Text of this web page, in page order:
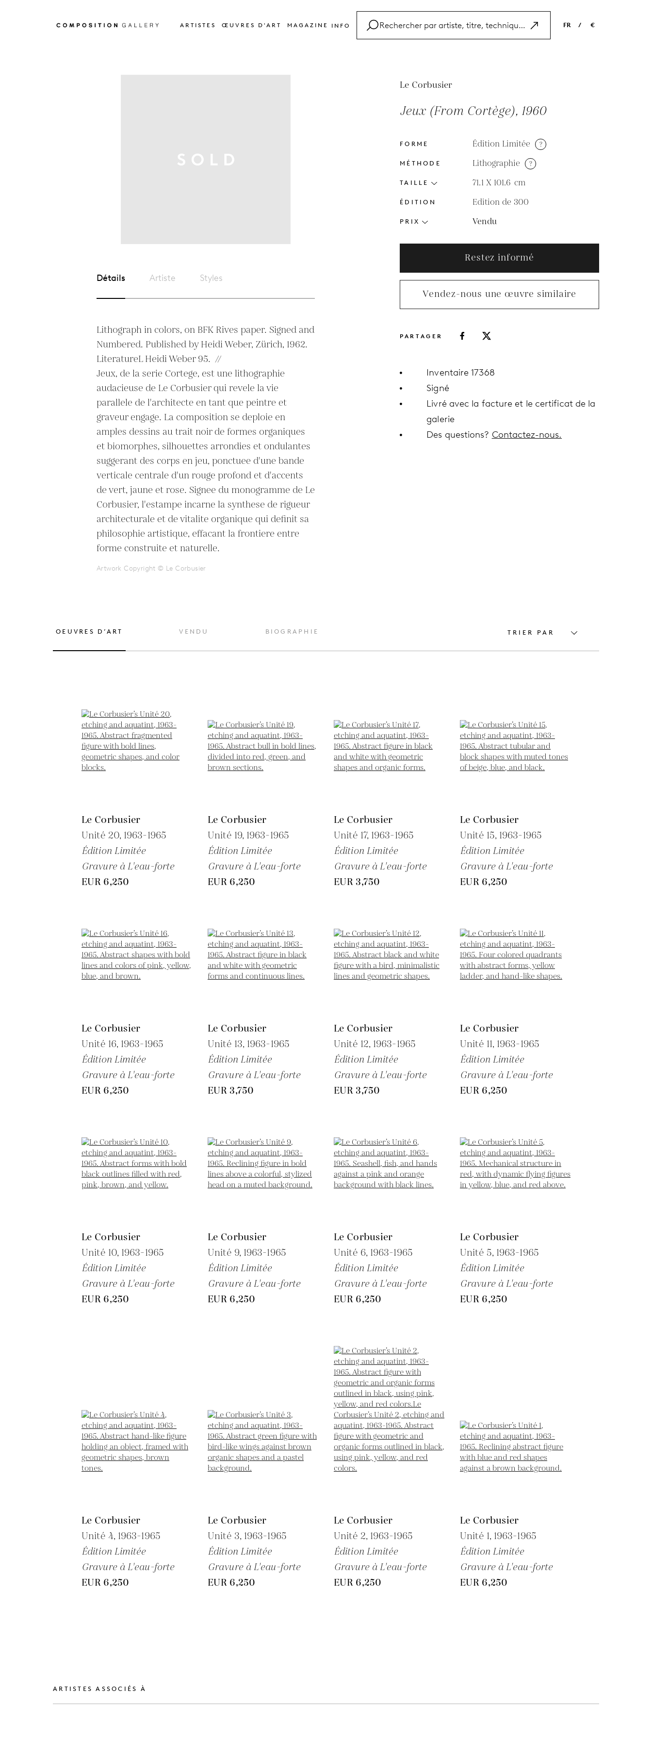
ARTISTES ŒUVRES D'ART MAGAZINE INFO FR / €
Détails Artiste Styles
Lithograph in colors, on BFK Rives paper. Signed and
Numbered. Published by Heidi Weber, Zürich, 1962.
LiteratureL Heidi Weber 95.  //
Jeux, de la serie Cortege, est une lithographie
audacieuse de Le Corbusier qui revele la vie
parallele de l'architecte en tant que peintre et
graveur engage. La composition se deploie en
amples dessins au trait noir de formes organiques
et biomorphes, silhouettes arrondies et ondulantes
suggerant des corps en jeu, ponctuee d'une bande
verticale centrale d'un rouge profond et d'accents
de vert, jaune et rose. Signee du monogramme de Le
Corbusier, l'estampe incarne la synthese de rigueur
architecturale et de vitalite organique qui definit sa
philosophie artistique, effacant la frontiere entre
forme construite et naturelle.
Artwork Copyright © Le Corbusier
Le Corbusier
Jeux (From Cortège), 1960
FORME Édition Limitée ?
MÉTHODE Lithographie ?
TAILLE 71.1 X 101.6 cm
ÉDITION Edition de 300
PRIX Vendu
Restez informé
Vendez-nous une œuvre similaire
PARTAGER
Inventaire 17368
Signé
Livré avec la facture et le certificat de la
galerie
Des questions? Contactez-nous.
OEUVRES D’ART VENDU BIOGRAPHIE TRIER PAR
Le Corbusier
Unité 20, 1963-1965
Édition Limitée
Gravure à L'eau-forte
EUR 6,250
Le Corbusier
Unité 19, 1963-1965
Édition Limitée
Gravure à L'eau-forte
EUR 6,250
Le Corbusier
Unité 17, 1963-1965
Édition Limitée
Gravure à L'eau-forte
EUR 3,750
Le Corbusier
Unité 15, 1963-1965
Édition Limitée
Gravure à L'eau-forte
EUR 6,250
Le Corbusier
Unité 16, 1963-1965
Édition Limitée
Gravure à L'eau-forte
EUR 6,250
Le Corbusier
Unité 13, 1963-1965
Édition Limitée
Gravure à L'eau-forte
EUR 3,750
Le Corbusier
Unité 12, 1963-1965
Édition Limitée
Gravure à L'eau-forte
EUR 3,750
Le Corbusier
Unité 11, 1963-1965
Édition Limitée
Gravure à L'eau-forte
EUR 6,250
Le Corbusier
Unité 10, 1963-1965
Édition Limitée
Gravure à L'eau-forte
EUR 6,250
Le Corbusier
Unité 9, 1963-1965
Édition Limitée
Gravure à L'eau-forte
EUR 6,250
Le Corbusier
Unité 6, 1963-1965
Édition Limitée
Gravure à L'eau-forte
EUR 6,250
Le Corbusier
Unité 5, 1963-1965
Édition Limitée
Gravure à L'eau-forte
EUR 6,250
Le Corbusier
Unité 4, 1963-1965
Édition Limitée
Gravure à L'eau-forte
EUR 6,250
Le Corbusier
Unité 3, 1963-1965
Édition Limitée
Gravure à L'eau-forte
EUR 6,250
Le Corbusier
Unité 2, 1963-1965
Édition Limitée
Gravure à L'eau-forte
EUR 6,250
Le Corbusier
Unité 1, 1963-1965
Édition Limitée
Gravure à L'eau-forte
EUR 6,250
ARTISTES ASSOCIÉS À